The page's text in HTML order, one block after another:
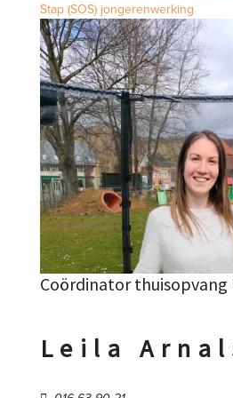
Stap (SOS) jongerenwerking
Coördinator thuisopvang
Leila